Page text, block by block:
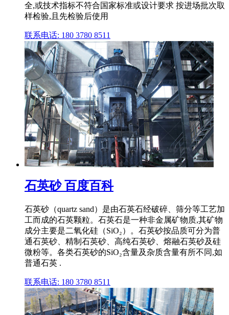
全,或技术指标不符合国家标准或设计要求 按进场批次取
样检验,且先检验后使用
联系电话: 180 3780 8511
石英砂 百度百科
石英砂（quartz sand）是由石英石经破碎、筛分等工艺加
工而成的石英颗粒。石英石是一种非金属矿物质,其矿物
成分主要是二氧化硅（SiO₂）。石英砂按品质可分为普
通石英砂、精制石英砂、高纯石英砂、熔融石英砂及硅
微粉等。各类石英砂的SiO₂含量及杂质含量有所不同,如
普通石英 .
联系电话: 180 3780 8511